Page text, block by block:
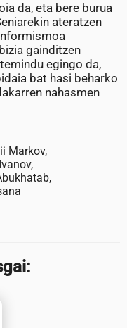
da, eta bere burua
ateratzen
gainditzen
egingo da,
bat hasi beharko
nahasmen
Markov,